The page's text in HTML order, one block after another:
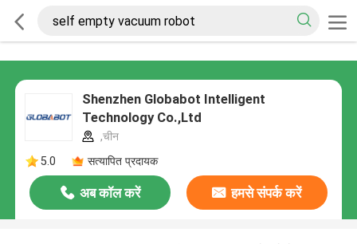
Shenzhen Globabot Intelligent
Technology Co.,Ltd
,चीन
5.0
सत्यापित प्रदायक
अब कॉल करें हमसे संपर्क करें